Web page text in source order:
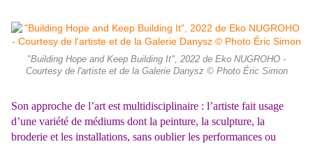
"Building Hope and Keep Building It", 2022 de Eko NUGROHO -
Courtesy de l'artiste et de la Galerie Danysz © Photo Éric Simon
Son approche de l’art est multidisciplinaire : l’artiste fait usage
d’une variété de médiums dont la peinture, la sculpture, la
broderie et les installations, sans oublier les performances ou